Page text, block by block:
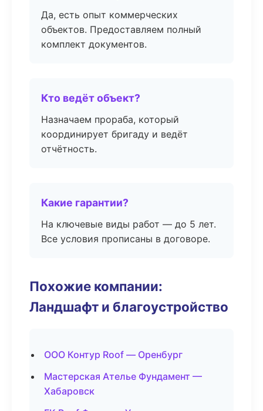
Да, есть опыт коммерческих
объектов. Предоставляем полный
комплект документов.
Кто ведёт объект?
Назначаем прораба, который
координирует бригаду и ведёт
отчётность.
Какие гарантии?
На ключевые виды работ — до 5 лет.
Все условия прописаны в договоре.
Похожие компании:
Ландшафт и благоустройство
ООО Контур Roof — Оренбург
Мастерская Ателье Фундамент —
Хабаровск